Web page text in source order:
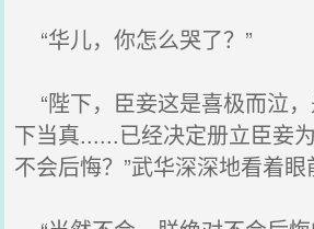
“华儿，你怎么哭了？”
“陛下，臣妾这是喜极而泣
下当真......已经决定册立臣妾
不会后悔？”武华深深地看着眼